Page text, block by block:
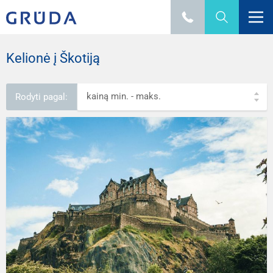
Kelionė į Škotiją
kainą min. - maks.
Rodyti pagal: